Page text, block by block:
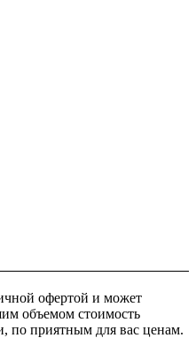
офертой и может
объемом стоимость
по приятным для вас ценам.